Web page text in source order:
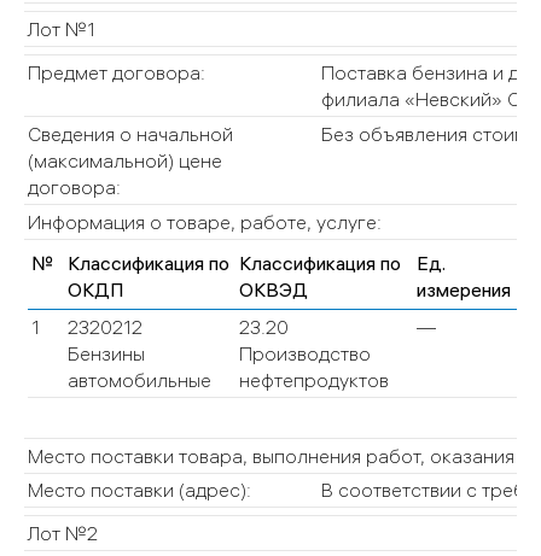
Лот №1
Предмет договора:
Поставка бензина и
филиала «Невский»
Сведения о начальной
(максимальной) цене
договора:
Без объявления
Информация о товаре, работе, услуге:
№
Классификация по
ОКДП
Классификация по
ОКВЭД
Ед.
измерения
1
2320212
Бензины
автомобильные
23.20
Производство
нефтепродуктов
—
Место поставки товара, выполнения работ, оказания
Место поставки (адрес):
В соответствии с
Лот №2